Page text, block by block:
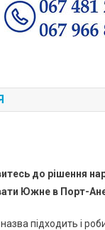
до рішення
Южне в Порт-
підходить і